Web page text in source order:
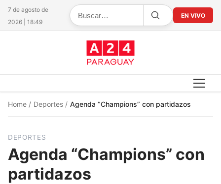
7 de agosto de
2026 | 18:49
EN VIVO
Home / Deportes / Agenda “Champions” con partidazos
DEPORTES
Agenda “Champions” con
partidazos